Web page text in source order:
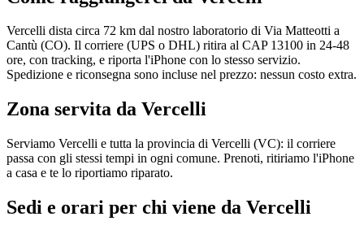
Vercelli dista circa 72 km dal nostro laboratorio di Via Matteotti a
Cantù (CO). Il corriere (UPS o DHL) ritira al CAP 13100 in 24-48
ore, con tracking, e riporta l'iPhone con lo stesso servizio.
Spedizione e riconsegna sono incluse nel prezzo: nessun costo extra.
Zona servita da Vercelli
Serviamo Vercelli e tutta la provincia di Vercelli (VC): il corriere
passa con gli stessi tempi in ogni comune. Prenoti, ritiriamo l'iPhone
a casa e te lo riportiamo riparato.
Sedi e orari per chi viene da Vercelli